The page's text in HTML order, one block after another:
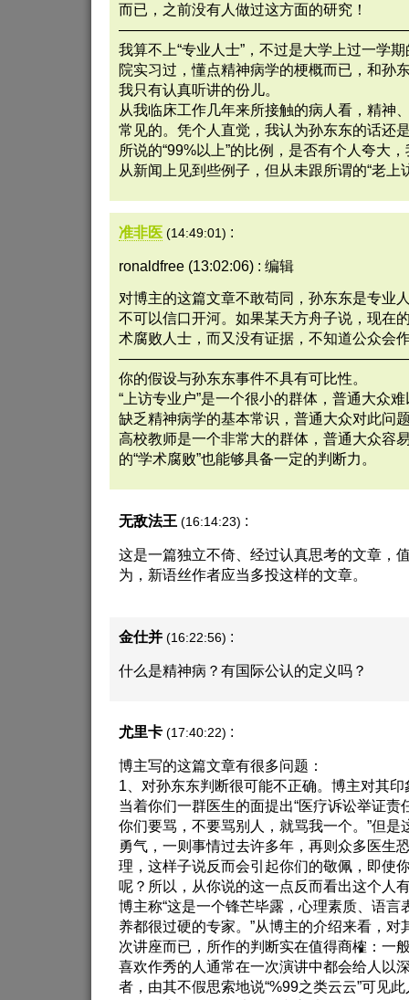
而已，之前没有人做过这方面的研究！
我算不上“专业人士”，不过是大学上过一学
院实习过，懂点精神病学的梗概而已，和孙
我只有认真听讲的份儿。
从我临床工作几年来所接触的病人看，精神
常见的。凭个人直觉，我认为孙东东的话还
所说的“99%以上”的比例，是否有个人夸大
从新闻上见到些例子，但从未跟所谓的“老上
准非医 (14:49:01) :
ronaldfree (13:02:06) : 编辑
对博主的这篇文章不敢苟同，孙东东是专业
不可以信口开河。如果某天方舟子说，现在
术腐败人士，而又没有证据，不知道公众会
你的假设与孙东东事件不具有可比性。
“上访专业户”是一个很小的群体，普通大众
缺乏精神病学的基本常识，普通大众对此问
高校教师是一个非常大的群体，普通大众容
的“学术腐败”也能够具备一定的判断力。
无敌法王 (16:14:23) :
这是一篇独立不倚、经过认真思考的文章，
为，新语丝作者应当多投这样的文章。
金仕并 (16:22:56) :
什么是精神病？有国际公认的定义吗？
尤里卡 (17:40:22) :
博主写的这篇文章有很多问题：
1、对孙东东判断很可能不正确。博主对其
当着你们一群医生的面提出“医疗诉讼举证责
你们要骂，不要骂别人，就骂我一个。”但是
勇气，一则事情过去许多年，再则众多医生
理，这样子说反而会引起你们的敬佩，即使
呢？所以，从你说的这一点反而看出这个人
博主称“这是一个锋芒毕露，心理素质、语言
养都很过硬的专家。”从博主的介绍来看，对
次讲座而已，所作的判断实在值得商榷：一
喜欢作秀的人通常在一次演讲中都会给人以
者，由其不假思索地说“%99之类云云”可见